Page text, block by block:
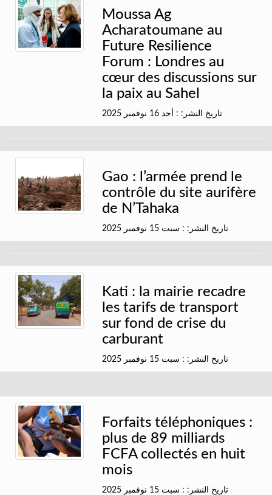
Moussa Ag
Acharatoumane au
Future Resilience
Forum : Londres au
cœur des discussions sur
la paix au Sahel
تاريخ النشر: : أحد 16 نوفمبر 2025
Gao : l’armée prend le
contrôle du site aurifère
de N’Tahaka
تاريخ النشر: : سبت 15 نوفمبر 2025
Kati : la mairie recadre
les tarifs de transport
sur fond de crise du
carburant
تاريخ النشر: : سبت 15 نوفمبر 2025
Forfaits téléphoniques :
plus de 89 milliards
FCFA collectés en huit
mois
تاريخ النشر: : سبت 15 نوفمبر 2025